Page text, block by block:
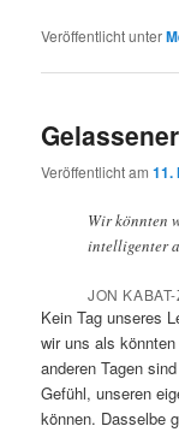
Veröffentlicht unter
Veröffentlicht am11.
Wir könnten
intelligenter
JON
Kein Tag unseres
wir uns als
anderen Tagen
Gefühl, unseren
können. Dasselbe